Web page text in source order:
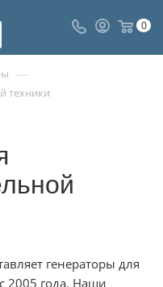
0
—
техники
генераторы для
2005 года. Наши